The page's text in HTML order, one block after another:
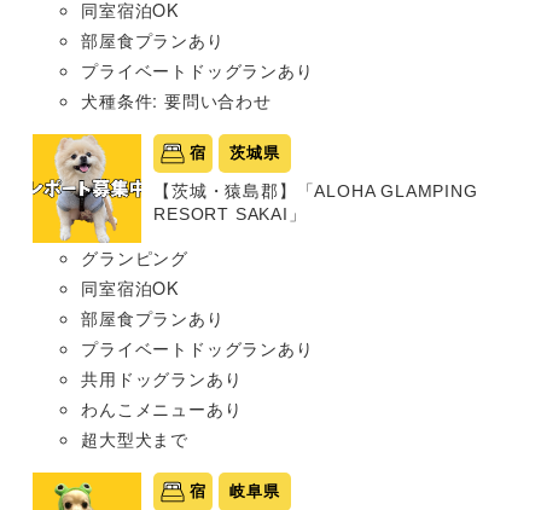
同室宿泊OK
部屋食プランあり
プライベートドッグランあり
犬種条件: 要問い合わせ
宿 茨城県
【茨城・猿島郡】「ALOHA GLAMPING
RESORT SAKAI」
グランピング
同室宿泊OK
部屋食プランあり
プライベートドッグランあり
共用ドッグランあり
わんこメニューあり
超大型犬まで
宿 岐阜県